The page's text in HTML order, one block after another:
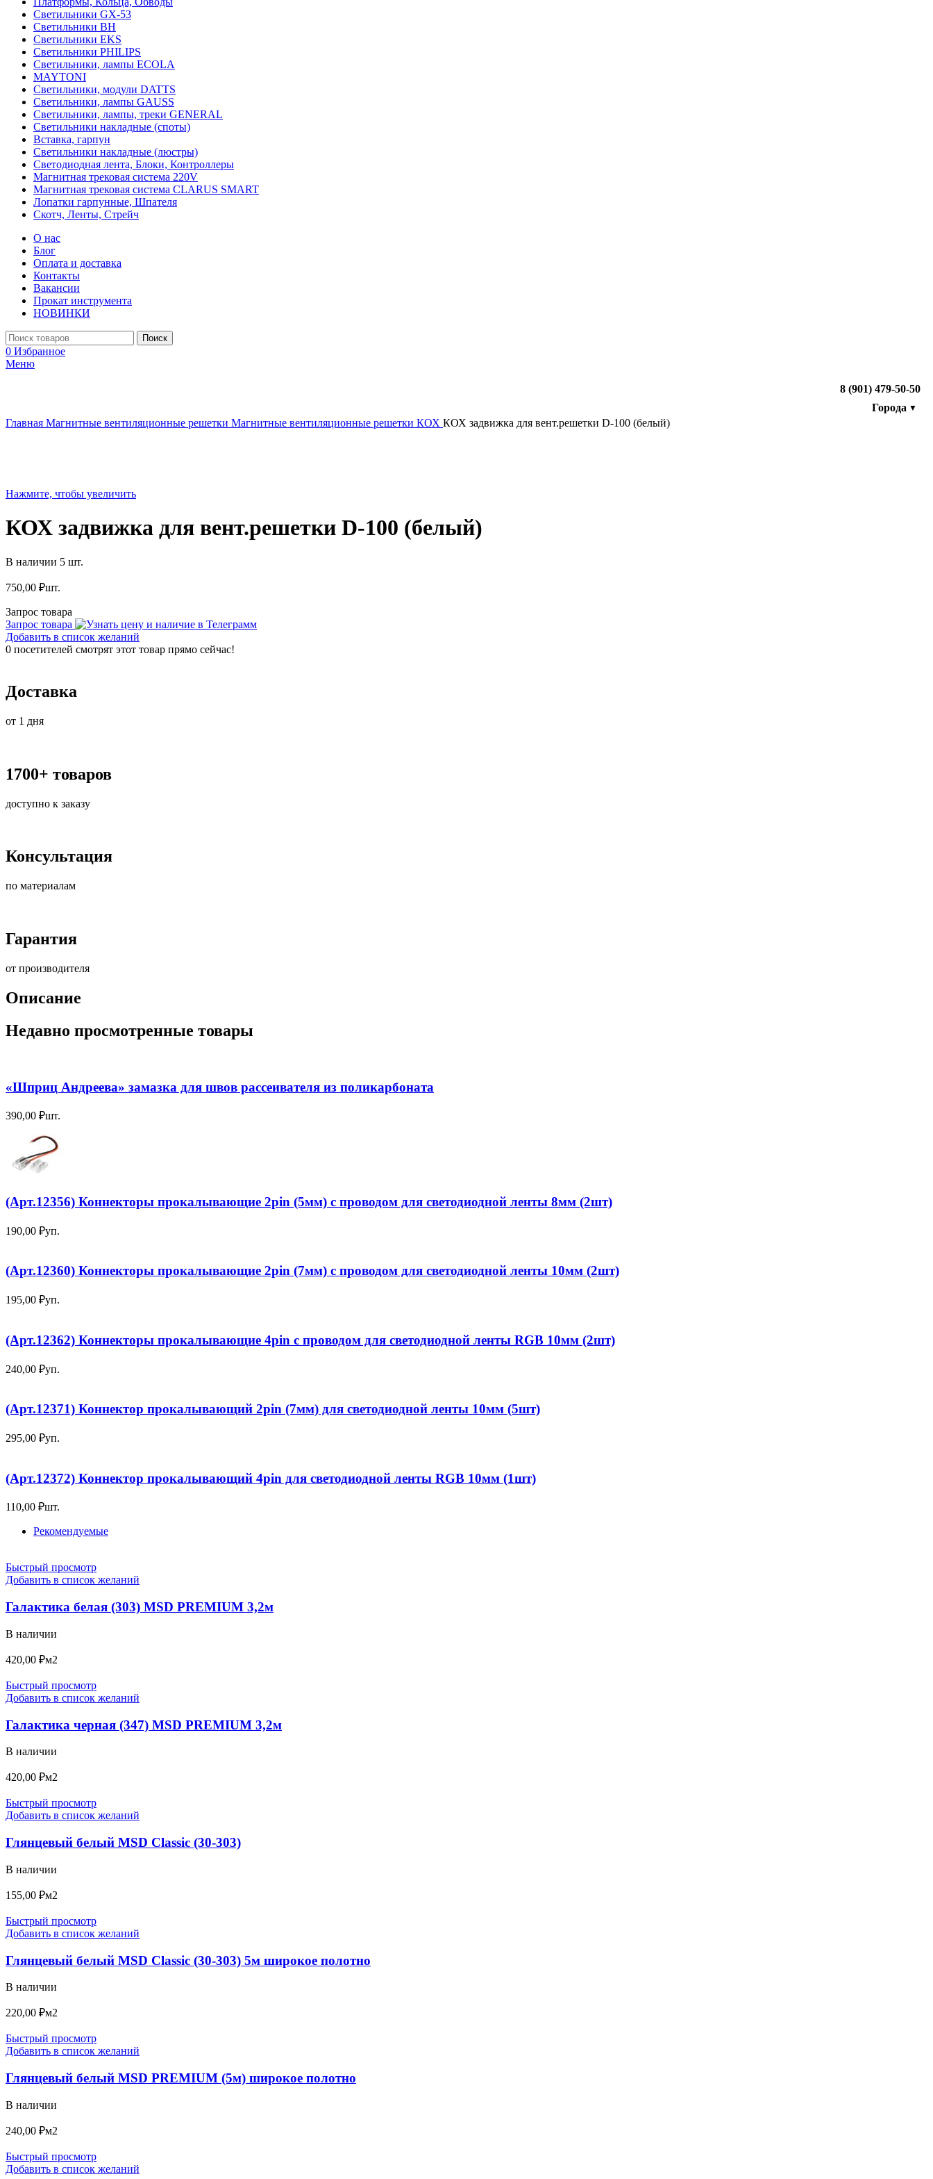
Светильники GX-53
Светильники BH
Светильники EKS
Светильники PHILIPS
Светильники, лампы ECOLA
MAYTONI
Светильники, модули DATTS
Светильники, лампы GAUSS
Светильники, лампы, треки GENERAL
Светильники накладные (споты)
Вставка, гарпун
Светильники накладные (люстры)
Светодиодная лента, Блоки, Контроллеры
Магнитная трековая система 220V
Магнитная трековая система CLARUS SMART
Лопатки гарпунные, Шпателя
Скотч, Ленты, Стрейч
О нас
Блог
Оплата и доставка
Контакты
Вакансии
Прокат инструмента
НОВИНКИ
Поиск
0 Избранное
Меню
8 (901) 479-50-50
Города ▼
Главная Магнитные вентиляционные решетки Магнитные вентиляционные решетки КОХ КОХ задвижка для вент.решетки D-100 (белый)
Нажмите, чтобы увеличить
КОХ задвижка для вент.решетки D-100 (белый)
В наличии 5 шт.
750,00 ₽шт.
Запрос товара
Запрос товара
Добавить в список желаний
0 посетителей смотрят этот товар прямо сейчас!
Доставка
от 1 дня
1700+ товаров
доступно к заказу
Консультация
по материалам
Гарантия
от производителя
Описание
Недавно просмотренные товары
«Шприц Андреева» замазка для швов рассеивателя из поликарбоната
390,00 ₽шт.
(Арт.12356) Коннекторы прокалывающие 2pin (5мм) с проводом для светодиодной ленты 8мм (2шт)
190,00 ₽уп.
(Арт.12360) Коннекторы прокалывающие 2pin (7мм) с проводом для светодиодной ленты 10мм (2шт)
195,00 ₽уп.
(Арт.12362) Коннекторы прокалывающие 4pin с проводом для светодиодной ленты RGB 10мм (2шт)
240,00 ₽уп.
(Арт.12371) Коннектор прокалывающий 2pin (7мм) для светодиодной ленты 10мм (5шт)
295,00 ₽уп.
(Арт.12372) Коннектор прокалывающий 4pin для светодиодной ленты RGB 10мм (1шт)
110,00 ₽шт.
Рекомендуемые
Быстрый просмотр
Добавить в список желаний
Галактика белая (303) MSD PREMIUM 3,2м
В наличии
420,00 ₽м2
Быстрый просмотр
Добавить в список желаний
Галактика черная (347) MSD PREMIUM 3,2м
В наличии
420,00 ₽м2
Быстрый просмотр
Добавить в список желаний
Глянцевый белый MSD Classic (30-303)
В наличии
155,00 ₽м2
Быстрый просмотр
Добавить в список желаний
Глянцевый белый MSD Classic (30-303) 5м широкое полотно
В наличии
220,00 ₽м2
Быстрый просмотр
Добавить в список желаний
Глянцевый белый MSD PREMIUM (5м) широкое полотно
В наличии
240,00 ₽м2
Быстрый просмотр
Добавить в список желаний